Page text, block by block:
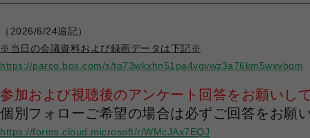
（2026/6/24追記）
※当日の会議資料および録画データは下記※
https://parco.box.com/s/tp73wkxhn51pa4vgvwz3a76km5wxvbqm
参加および視聴後のアンケート回答をお願いし
個別フォローご希望の場合は必ずご回答をお願
https://forms.cloud.microsoft/r/WMcJAx7EQJ